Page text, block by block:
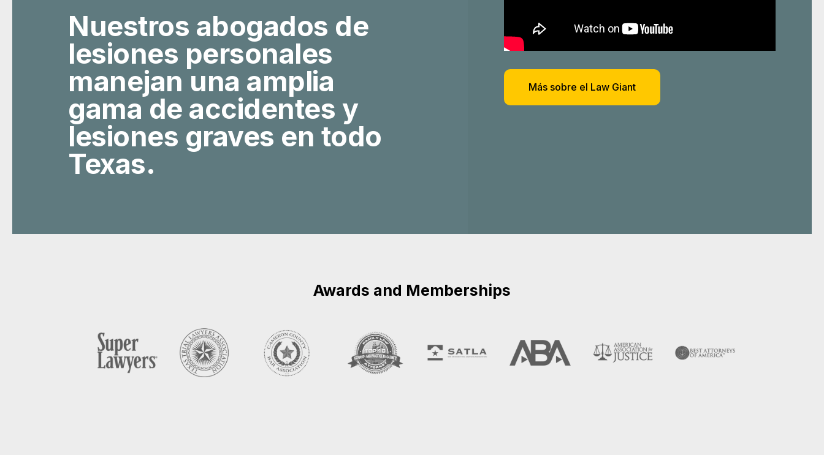
Nuestros abogados de
lesiones personales
manejan una amplia
gama de accidentes y
lesiones graves en todo
Texas.
Más sobre el Law Giant